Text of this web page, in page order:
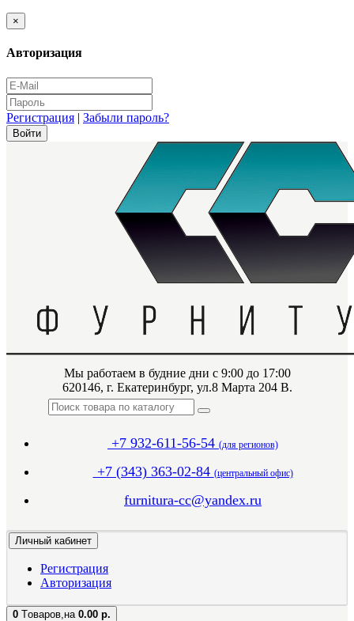
×
Авторизация
Регистрация | Забыли пароль?
Мы работаем в будние дни с 9:00 до 17:00
620146, г. Екатеринбург, ул.8 Марта 204 В.
+7 932-611-56-54 (для регионов)
+7 (343) 363-02-84 (центральный офис)
furnitura-cc@yandex.ru
Личный кабинет
Регистрация
Авторизация
0 Tоваров, на 0.00 р.